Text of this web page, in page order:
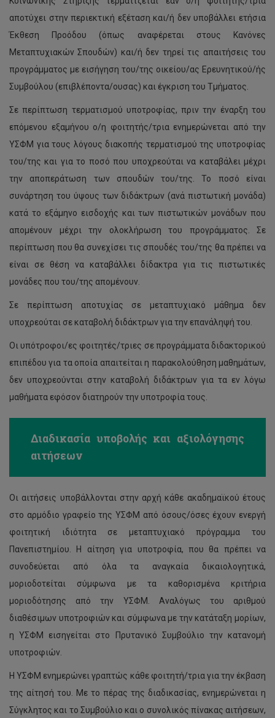
αποτύχει στην περιεκτική εξέταση και/ή δεν υποβάλλει ετήσια
Έκθεση Προόδου (όπως αναφέρεται στους Κανόνες
Μεταπτυχιακών Σπουδών) και/ή δεν τηρεί τις απαιτήσεις του
προγράμματος με εισήγηση του/της οικείου/ας Ερευνητικού/ής
Συμβούλου (επιβλέποντα/ουσας) και έγκριση του Τμήματος.
Σε περίπτωση τερματισμού υποτροφίας, πριν την έναρξη του
επόμενου εξαμήνου ο/η φοιτητής/τρια ενημερώνεται από την
ΥΣΦΜ για τους λόγους διακοπής τερματισμού της υποτροφίας
του/της και για το ποσό που υποχρεούται να καταβάλει μέχρι
την αποπεράτωση των σπουδών του/της. Το ποσό είναι
συνάρτηση του ύψους των διδάκτρων (ανά πιστωτική μονάδα)
κατά το εξάμηνο εισδοχής και των πιστωτικών μονάδων που
απομένουν μέχρι την ολοκλήρωση του προγράμματος. Σε
περίπτωση που θα συνεχίσει τις σπουδές του/της θα πρέπει να
είναι σε θέση να καταβάλλει δίδακτρα για τις πιστωτικές
μονάδες που του/της απομένουν.
Σε περίπτωση αποτυχίας σε μεταπτυχιακό μάθημα δεν
υποχρεούται σε καταβολή διδάκτρων για την επανάληψή του.
Οι υπότροφοι/ες φοιτητές/τριες σε προγράμματα διδακτορικού
επιπέδου για τα οποία απαιτείται η παρακολούθηση μαθημάτων,
δεν υποχρεούνται στην καταβολή διδάκτρων για τα εν λόγω
μαθήματα εφόσον διατηρούν την υποτροφία τους.
Διαδικασία υποβολής και αξιολόγησης
αιτήσεων
Οι αιτήσεις υποβάλλονται στην αρχή κάθε ακαδημαϊκού έτους
στο αρμόδιο γραφείο της ΥΣΦΜ από όσους/όσες έχουν ενεργή
φοιτητική ιδιότητα σε μεταπτυχιακό πρόγραμμα του
Πανεπιστημίου. Η αίτηση για υποτροφία, που θα πρέπει να
συνοδεύεται από όλα τα αναγκαία δικαιολογητικά,
μοριοδοτείται σύμφωνα με τα καθορισμένα κριτήρια
μοριοδότησης από την ΥΣΦΜ. Αναλόγως του αριθμού
διαθέσιμων υποτροφιών και σύμφωνα με την κατάταξη μορίων,
η ΥΣΦΜ εισηγείται στο Πρυτανικό Συμβούλιο την κατανομή
υποτροφιών.
Η ΥΣΦΜ ενημερώνει γραπτώς κάθε φοιτητή/τρια για την έκβαση
της αίτησή του. Με το πέρας της διαδικασίας, ενημερώνεται η
Σύγκλητος και το Συμβούλιο και ο συνολικός πίνακας αιτήσεων,